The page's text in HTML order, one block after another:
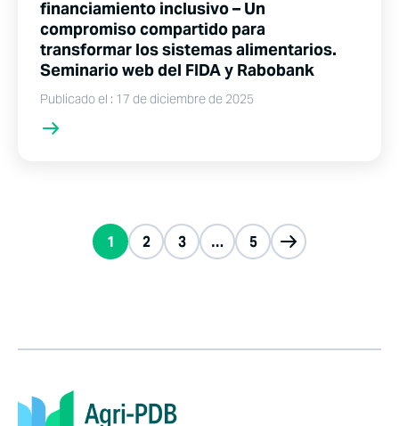
financiamiento inclusivo – Un
compromiso compartido para
transformar los sistemas alimentarios.
Seminario web del FIDA y Rabobank
Publicado el : 17 de diciembre de 2025
1 2 3 … 5